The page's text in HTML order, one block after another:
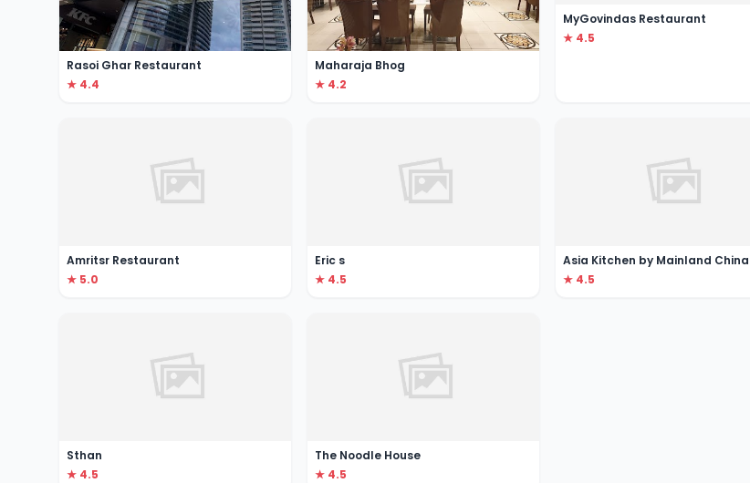
Rasoi Ghar Restaurant
★ 4.4
Maharaja Bhog
★ 4.2
MyGovindas Restaurant
★ 4.5
Amritsr Restaurant
★ 5.0
Eric s
★ 4.5
Asia Kitchen by Mainland China
★ 4.5
Sthan
★ 4.5
The Noodle House
★ 4.5